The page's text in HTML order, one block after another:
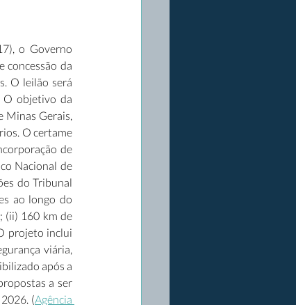
o Governo
concessão da
O leilão será
O objetivo da
Minas Gerais,
O certame
de
Nacional de
do Tribunal
ao longo do
(ii) 160 km de
projeto inclui
viária,
após a
a ser
(Agência